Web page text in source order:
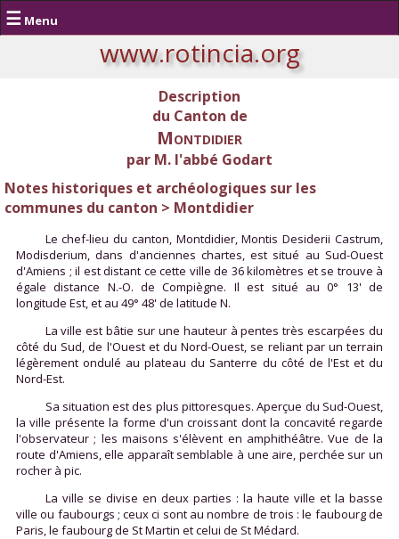
☰ Menu
www.rotincia.org
Description
du Canton de
Montdidier
par M. l'abbé Godart
Notes historiques et archéologiques sur les
communes du canton > Montdidier
Le chef-lieu du canton, Montdidier, Montis Desiderii Castrum,
Modisderium, dans d'anciennes chartes, est situé au Sud-Ouest
d'Amiens ; il est distant ce cette ville de 36 kilomètres et se trouve à
égale distance N.-O. de Compiègne. Il est situé au 0° 13' de
longitude Est, et au 49° 48' de latitude N.
La ville est bâtie sur une hauteur à pentes très escarpées du
côté du Sud, de l'Ouest et du Nord-Ouest, se reliant par un terrain
légèrement ondulé au plateau du Santerre du côté de l'Est et du
Nord-Est.
Sa situation est des plus pittoresques. Aperçue du Sud-Ouest,
la ville présente la forme d'un croissant dont la concavité regarde
l'observateur ; les maisons s'élèvent en amphithéâtre. Vue de la
route d'Amiens, elle apparaît semblable à une aire, perchée sur un
rocher à pic.
La ville se divise en deux parties : la haute ville et la basse
ville ou faubourgs ; ceux ci sont au nombre de trois : le faubourg de
Paris, le faubourg de St Martin et celui de St Médard.